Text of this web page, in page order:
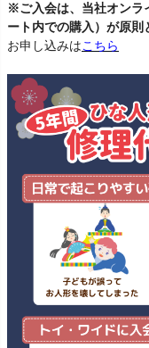
※ご入会は、当社オンラ
ート内での購入）が原則
お申し込みはこちら